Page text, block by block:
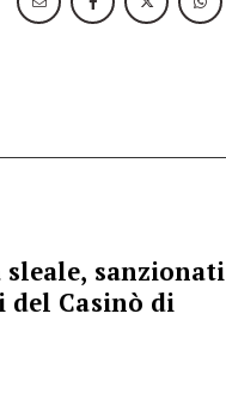
sleale, sanzionati
del Casinò di